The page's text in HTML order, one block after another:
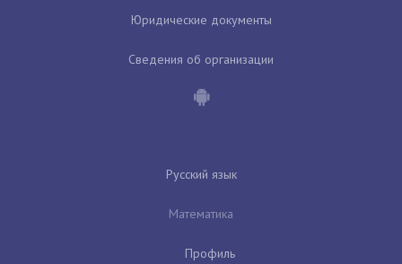
Юридические документы
Сведения об организации
Русский язык
Математика
Профиль